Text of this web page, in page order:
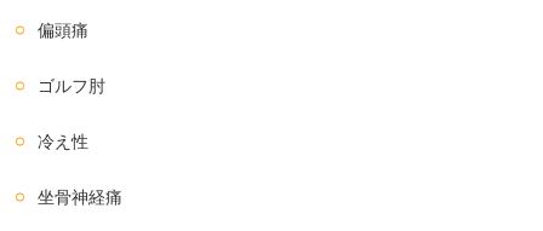
偏頭痛
ゴルフ肘
冷え性
坐骨神経痛